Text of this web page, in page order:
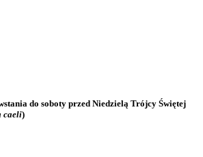
do soboty przed Niedzielą Trójcy Świętej
caeli)